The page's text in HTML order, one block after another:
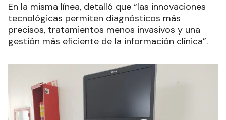
En la misma línea, detalló que “las innovaciones
tecnológicas permiten diagnósticos más
precisos, tratamientos menos invasivos y una
gestión más eficiente de la información clínica”.